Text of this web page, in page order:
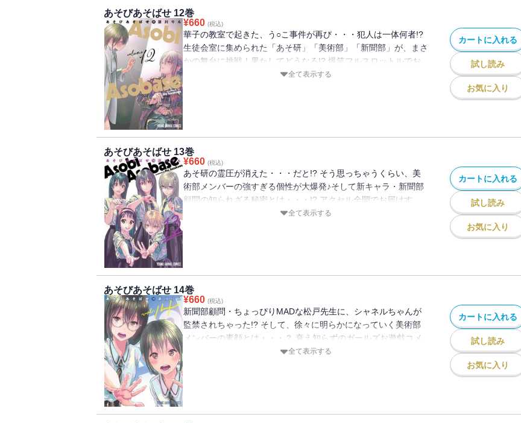
あそびあそばせ 12巻
¥660 (税込)
華子の教室で起きた、う○こ事件が再び・・・犯人は一体何者!?
生徒会室に集められた「あそ研」「美術部」「新聞部」が、まさ
かの舞台に挑戦！果たしてどうなる!? 爆笑フルスロットルでお
届けする、ガールズお遊戯コメディ最新刊♪
全て表示する
カートに入れる
試し読み
お気に入り
あそびあそばせ 13巻
¥660 (税込)
あそ研の霊圧が消えた・・・だと!? そう思っちゃうくらい、美
術部メンバーの強すぎる個性が大爆発♪そして新キャラ・新聞部
顧問の知られざる秘密とは・・・!? アクセル全開でお届けす
る、ガールズお遊戯コメディ最新刊♪
全て表示する
カートに入れる
試し読み
お気に入り
あそびあそばせ 14巻
¥660 (税込)
新聞部顧問・ちょっぴりMADな松戸先生に、シャネルちゃんが
監禁されちゃった!? そして、徐々に明らかになっていく美術部
メンバーの素顔とは・・・？ 衰え知らずのガールズお遊戯コメ
全て表示する
カートに入れる
試し読み
お気に入り